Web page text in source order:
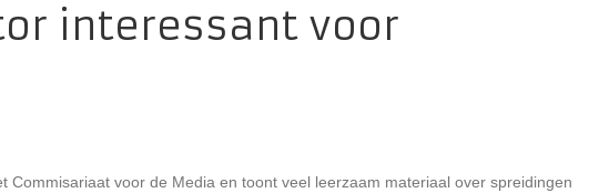
interessant voor
Commisariaat voor de Media en toont veel leerzaam materiaal over spreidingen